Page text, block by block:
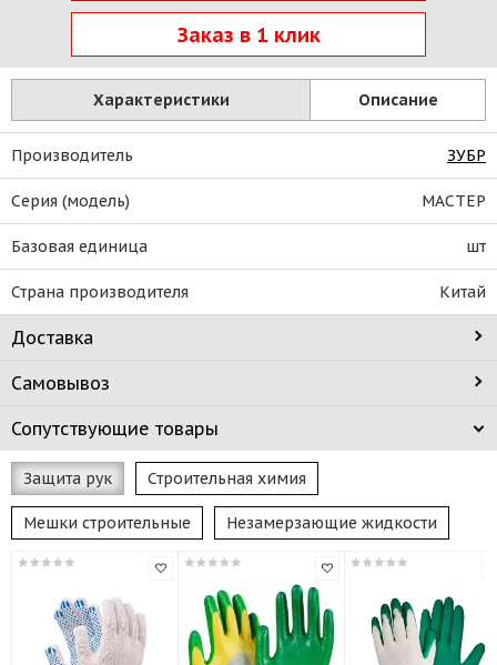
Заказ в 1 клик
Характеристики Описание
Производитель ЗУБР
Серия (модель) МАСТЕР
Базовая единица шт
Страна производителя Китай
Доставка
Самовывоз
Сопутствующие товары
Защита рук Строительная химия
Мешки строительные Незамерзающие жидкости